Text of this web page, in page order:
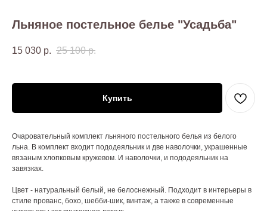
Льняное постельное белье "Усадьба"
15 030 р. 25 100 р.
Купить
Очаровательный комплект льняного постельного белья из белого
льна. В комплект входит пододеяльник и две наволочки, украшенные
вязаным хлопковым кружевом. И наволочки, и пододеяльник на
завязках.
Цвет - натуральный белый, не белоснежный. Подходит в интерьеры в
стиле прованс, бохо, шебби-шик, винтаж, а также в современные